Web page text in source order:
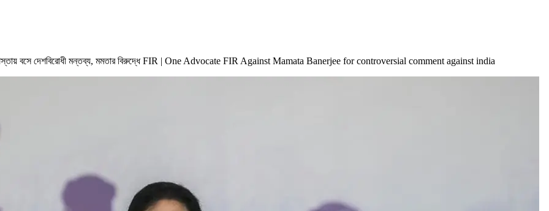
বসে দেশবিরোধী মন্তব্য, মমতার বিরুদ্ধে FIR | One Advocate FIR Against Mamata Banerjee for controversial comment against india